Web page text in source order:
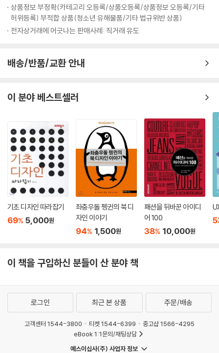
상품정보 부정확(카테고리 오등록/상품오등록/상품정보 오등록/기타
허위등록) 부적합 상품(청소년 유해물품/기타 법규위반 상품)
전자상거래에 어긋나는 판매사례: 직거래 유도
배송/반품/교환 안내
이 분야 베스트셀러
기초 디자인 따라잡기
69% 5,000원
좌충우돌 펭귄의 북 디
자인 이야기
94% 1,500원
패션을 뒤바꾼 아이디
어 100
38% 10,000원
이 책을 구입하신 분들이 산 분야 책
로그인 최근 본 상품 주문/배송
고객센터 1544-3800 티켓 1544-6399
중고샵 1566-4295
eBook 1:1문의/채팅상담
예스이십사(주) 사업자 정보